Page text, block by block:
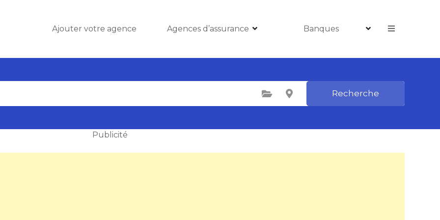
Ajouter votre agence Agences d’assurance Banques
Sélectionnez une catégorie Sélectionnez le lieu Recherche
Publicité